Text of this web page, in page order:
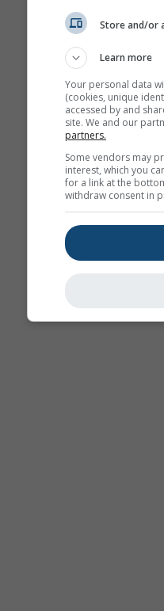
Store and/or
Learn more
Your personal data
(cookies, unique
accessed by and
site. We and our
partners.
Some vendors may
interest, which you
for a link at the
withdraw consent in